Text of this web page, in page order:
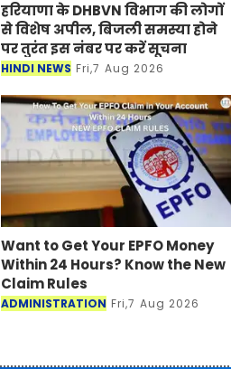
हरियाणा के DHBVN विभाग की लोगों
से विशेष अपील, बिजली समस्या होने
पर तुरंत इस नंबर पर करें सूचना
HINDI NEWS Fri,7 Aug 2026
Want to Get Your EPFO Money
Within 24 Hours? Know the New
Claim Rules
ADMINISTRATION Fri,7 Aug 2026